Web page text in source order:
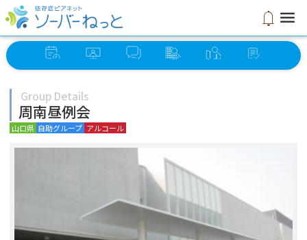
notifications menu
イベント オンライン ソーバー グループ ミーティング セルフ
Group Details
周南昼例会
山口県 自助グループ アルコール